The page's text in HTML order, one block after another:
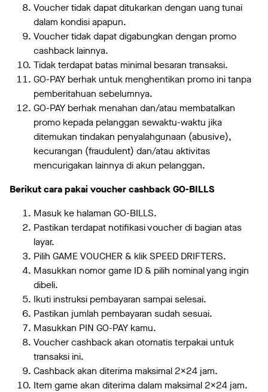
Voucher tidak dapat ditukarkan dengan uang tunai
dalam kondisi apapun.
Voucher tidak dapat digabungkan dengan promo
cashback lainnya.
Tidak terdapat batas minimal besaran transaksi.
GO-PAY berhak untuk menghentikan promo ini tanpa
pemberitahuan sebelumnya.
GO-PAY berhak menahan dan/atau membatalkan
promo kepada pelanggan sewaktu-waktu jika
ditemukan tindakan penyalahgunaan (abusive),
kecurangan (fraudulent) dan/atau aktivitas
mencurigakan lainnya di akun pelanggan.
Berikut cara pakai voucher cashback GO-BILLS
Masuk ke halaman GO-BILLS.
Pastikan terdapat notifikasi voucher di bagian atas
layar.
Pilih GAME VOUCHER & klik SPEED DRIFTERS.
Masukkan nomor game ID & pilih nominal yang ingin
dibeli.
Ikuti instruksi pembayaran sampai selesai.
Pastikan jumlah pembayaran sudah sesuai.
Masukkan PIN GO-PAY kamu.
Voucher cashback akan otomatis terpakai untuk
transaksi ini.
Cashback akan diterima maksimal 2x24 jam.
Item game akan diterima dalam maksimal 2x24 jam.